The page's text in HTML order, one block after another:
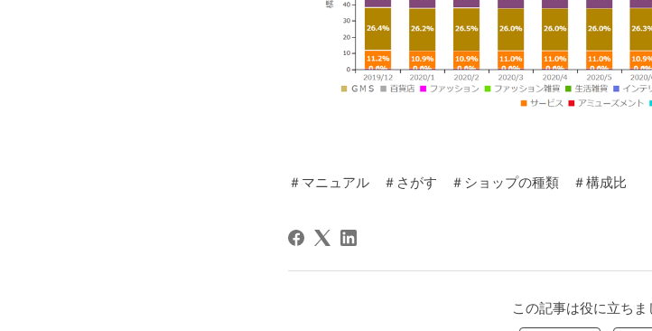
＃マニュアル ＃さがす ＃ショップの種類 ＃構成比
この記事は役に立ちま